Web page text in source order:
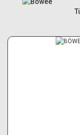
Canon R6